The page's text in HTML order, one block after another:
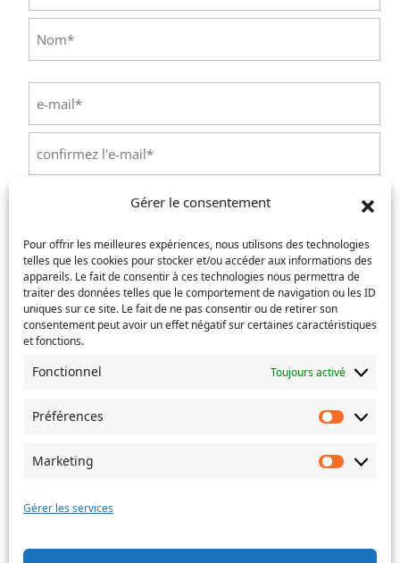
Gérer le consentement
Pour offrir les meilleures expériences, nous utilisons des technologies
telles que les cookies pour stocker et/ou accéder aux informations des
appareils. Le fait de consentir à ces technologies nous permettra de
traiter des données telles que le comportement de navigation ou les ID
uniques sur ce site. Le fait de ne pas consentir ou de retirer son
consentement peut avoir un effet négatif sur certaines caractéristiques
et fonctions.
Fonctionnel Toujours activé
Préférences
Marketing
Gérer les services
Prénom
mail(Nécessaire)
Saisissez
un
e-
(Nécessaire)
Service concerné(Nécessaire)
Si votre demande concerne des actes de naissance et/ou
concerné.
Objet
Message(Nécessaire)